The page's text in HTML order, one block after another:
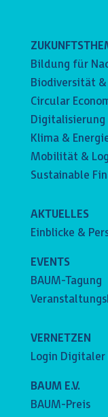
Bildung für
Biodiversität &
Circular
Digitalisierung
Klima &
Mobilität &
Sustainable
AKTUELLES
Einblicke &
EVENTS
BAUM-Tagung
VERNETZEN
Login Digitaler
BAUM E.V.
BAUM-Preis